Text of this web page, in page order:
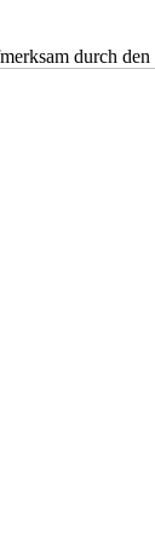
durch